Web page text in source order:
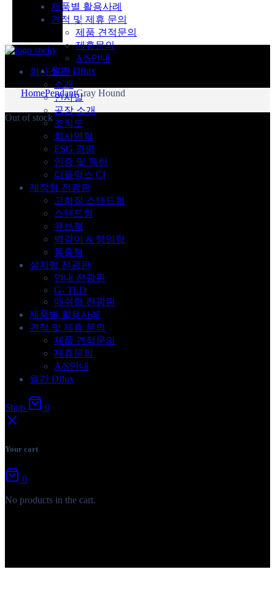
회사소개
소개
인사말
공장 소개
조직도
회사연혁
ESG 경영
인증 및 특허
디플럭스 CI
제작형 전광판
고화질 스탠드형
스탠드형
큐브형
벽걸이 & 행잉형
돌출형
설치형 전광판
안내 전광판
G- TLD
매쉬형 전광판
제품별 활용사례
견적 및 제휴 문의
제품 견적문의
제휴문의
A/S안내
월간 Dflux
Shop 0
Your cart
0
No products in the cart.
제품별 활용사례
견적 및 제휴 문의
제품 견적문의
제휴문의
A/S안내
월간 Dflux
HomePendantGray Hound
Out of stock